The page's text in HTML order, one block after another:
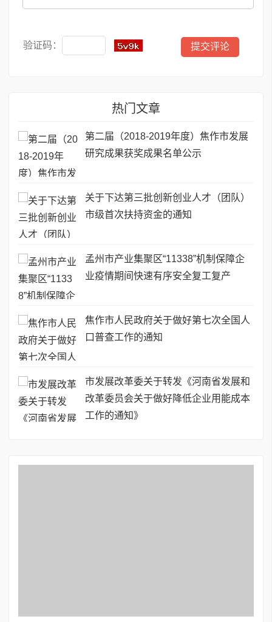
验证码：
热门文章
第二届（2018-2019年度）焦作市发展
研究成果获奖成果名单公示
关于下达第三批创新创业人才（团队）
市级首次扶持资金的通知
孟州市产业集聚区“11338”机制保障企
业疫情期间快速有序安全复工复产
焦作市人民政府关于做好第七次全国人
口普查工作的通知
市发展改革委关于转发《河南省发展和
改革委员会关于做好降低企业用能成本
工作的通知》